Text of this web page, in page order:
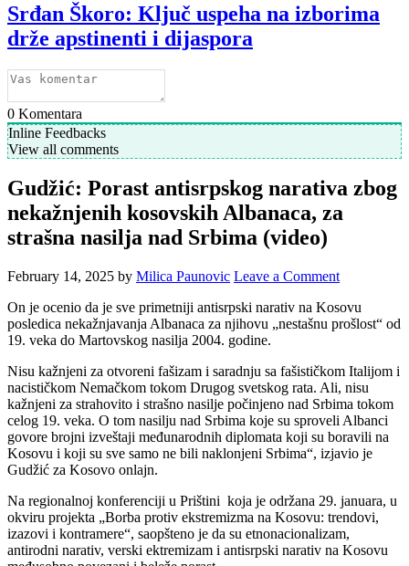
Srđan Škoro: Ključ uspeha na izborima
drže apstinenti i dijaspora
0 Komentara
Inline Feedbacks
View all comments
Gudžić: Porast antisrpskog narativa zbog
nekažnjenih kosovskih Albanaca, za
strašna nasilja nad Srbima (video)
February 14, 2025 by Milica Paunovic Leave a Comment
On je ocenio da je sve primetniji antisrpski narativ na Kosovu
posledica nekažnjavanja Albanaca za njihovu „nestašnu prošlost“ od
19. veka do Martovskog nasilja 2004. godine.
Nisu kažnjeni za otvoreni fašizam i saradnju sa fašističkom Italijom i
nacističkom Nemačkom tokom Drugog svetskog rata. Ali, nisu
kažnjeni za strahovito i strašno nasilje počinjeno nad Srbima tokom
celog 19. veka. O tom nasilju nad Srbima koje su sproveli Albanci
govore brojni izveštaji međunarodnih diplomata koji su boravili na
Kosovu i koji su sve samo ne bili naklonjeni Srbima“, izjavio je
Gudžić za Kosovo onlajn.
Na regionalnoj konferenciji u Prištini koja je održana 29. januara, u
okviru projekta „Borba protiv ekstremizma na Kosovu: trendovi,
izazovi i kontramere“, saopšteno je da su etnonacionalizam,
antirodni narativ, verski ektremizam i antisrpski narativ na Kosovu